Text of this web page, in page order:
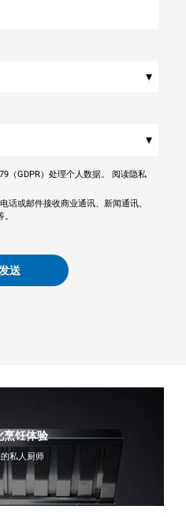
▾
▾
（GDPR）处理个人数据。 阅读隐私
话或邮件接收商业通讯、新闻通讯、
送
烹饪体验
私人厨师